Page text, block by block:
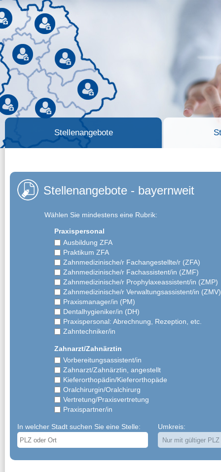
Stellenangebote
Stellenangebote - bayernweit
Wählen Sie mindestens eine Rubrik:
Praxispersonal
Ausbildung ZFA
Praktikum ZFA
Zahnmedizinische/r Fachangestellte/r (ZFA)
Zahnmedizinische/r Fachassistent/in (ZMF)
Zahnmedizinische/r Prophylaxeassistent/in (ZMP)
Zahnmedizinische/r Verwaltungsassistent/in (ZMV)
Praxismanager/in (PM)
Dentalhygieniker/in (DH)
Praxispersonal: Abrechnung, Rezeption, etc.
Zahntechniker/in
Zahnarzt/Zahnärztin
Vorbereitungsassistent/in
Zahnarzt/Zahnärztin, angestellt
Kieferorthopädin/Kieferorthopäde
Oralchirurgin/Oralchirurg
Vertretung/Praxisvertretung
Praxispartner/in
In welcher Stadt suchen Sie eine Stelle: Umkreis: